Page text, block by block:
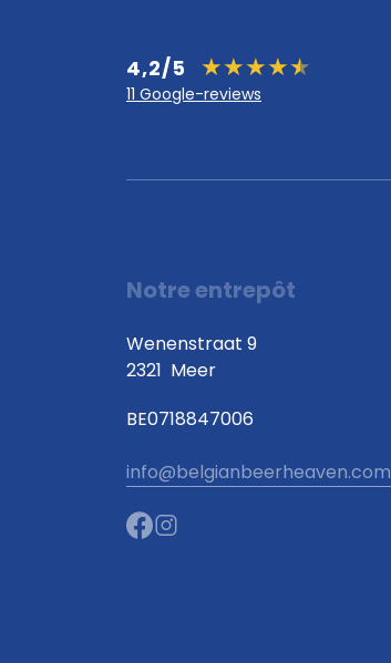
4,2/5
11 Google-reviews
Notre entrepôt
Wenenstraat 9
2321 Meer
BE0718847006
info@belgianbeerheaven.com